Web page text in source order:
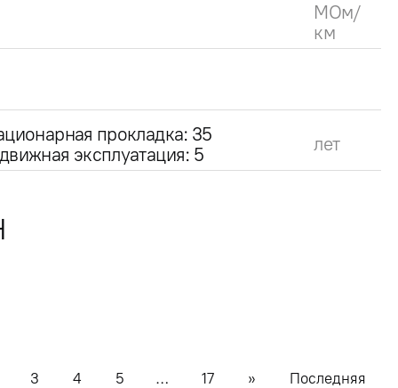
МОм/
км
прокладка: 35
эксплуатация: 5
лет
3 4 5 … 17 » Последняя